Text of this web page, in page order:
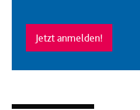
Jetzt anmelden!